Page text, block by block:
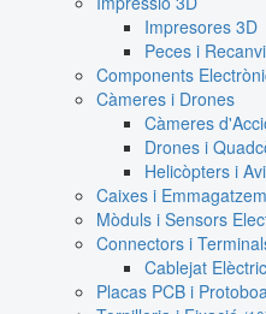
Impresores 3D
Peces i
Components
Càmeres i Drones
Càmeres
Drones i
Helicòpters i
Caixes i
Mòduls i Sensors
Connectors i
Cablejat Elèctric
Placas PCB i